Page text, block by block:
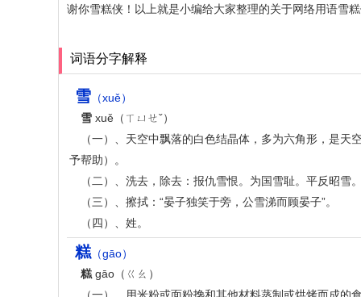
谢你雪糕侠！以上就是小编给大家整理的关于网络用语雪
词语分字解释
雪 （xuě）
雪 xuě（ㄒㄩㄝˇ）
（一）、天空中飘落的白色结晶体，多为六角形，是
予帮助）。
（二）、洗去，除去：报仇雪恨。为国雪耻。平反昭雪
（三）、擦拭：“晏子独笑于旁，公雪涕而顾晏子”。
（四）、姓。
糕 （gāo）
糕 gāo（ㄍㄠ）